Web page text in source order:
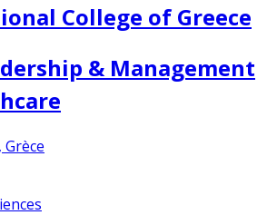
College of Greece
& Management